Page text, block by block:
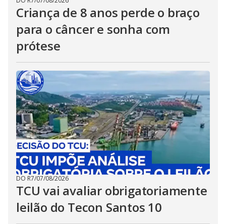
Criança de 8 anos perde o braço
para o câncer e sonha com
prótese
DO R7/07/08/2026
TCU vai avaliar obrigatoriamente
leilão do Tecon Santos 10